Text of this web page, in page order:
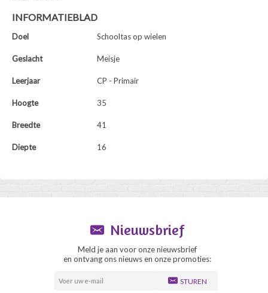
INFORMATIEBLAD
Doel Schooltas op wielen
Geslacht Meisje
Leerjaar CP - Primair
Hoogte 35
Breedte 41
Diepte 16
Nieuwsbrief
Meld je aan voor onze nieuwsbrief
en ontvang ons nieuws en onze promoties:
STUREN